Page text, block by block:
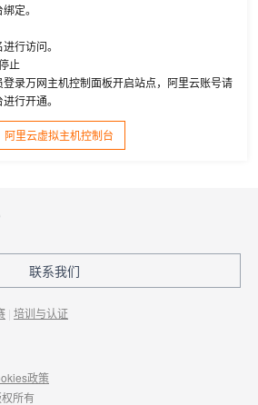
定。
行访问。
止
录万网主机控制面板开启站点，阿里云账号请
行开通。
阿里云虚拟主机控制台